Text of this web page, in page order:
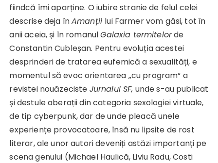
fiindcă îmi aparține. O iubire stranie de felul celei
descrise deja înAmanții lui Farmer vom găsi, tot în
anii aceia, și în romanulGalaxia termitelorde
Constantin Cubleșan. Pentru evoluția acestei
desprinderi de tratarea eufemică a sexualități, e
momentul să evoc orientarea „cu program“ a
revistei nouăzeciste Jurnalul SF, unde s-au publicat
și destule aberații din categoria sexologiei virtuale,
de tip cyberpunk, dar de unde pleacă unele
experiențe provocatoare, însă nu lipsite de rost
literar, ale unor autori deveniți astăzi importanți pe
scena genului (Michael Haulică, Liviu Radu, Costi